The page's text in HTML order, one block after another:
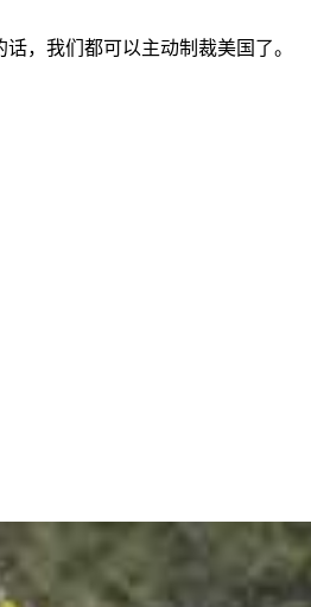
，我们都可以主动制裁美国了。